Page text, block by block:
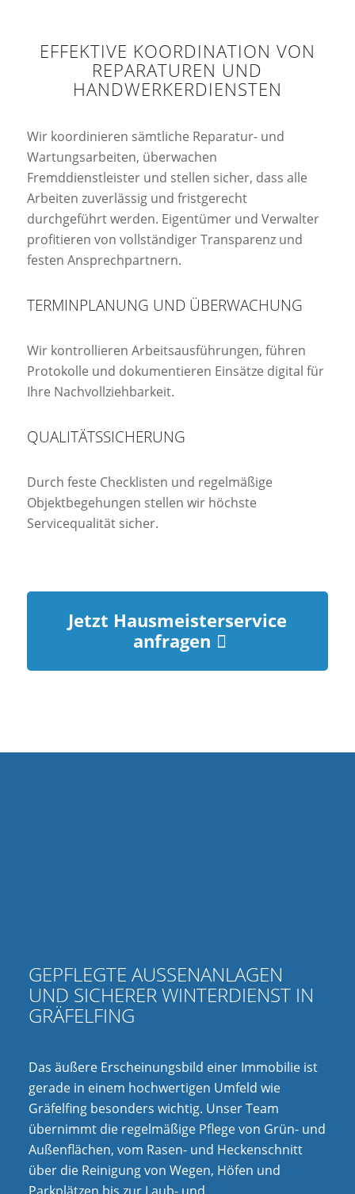
EFFEKTIVE KOORDINATION VON
REPARATUREN UND
HANDWERKERDIENSTEN
Wir koordinieren sämtliche Reparatur- und
Wartungsarbeiten, überwachen
Fremddienstleister und stellen sicher, dass alle
Arbeiten zuverlässig und fristgerecht
durchgeführt werden. Eigentümer und Verwalter
profitieren von vollständiger Transparenz und
festen Ansprechpartnern.
TERMINPLANUNG UND ÜBERWACHUNG
Wir kontrollieren Arbeitsausführungen, führen
Protokolle und dokumentieren Einsätze digital für
Ihre Nachvollziehbarkeit.
QUALITÄTSSICHERUNG
Durch feste Checklisten und regelmäßige
Objektbegehungen stellen wir höchste
Servicequalität sicher.
Jetzt Hausmeisterservice
anfragen
GEPFLEGTE AUSSENANLAGEN U
ND SICHERER WINTERDIENST IN G
RÄFELFING
Das äußere Erscheinungsbild einer Immobilie ist
gerade in einem hochwertigen Umfeld wie
Gräfelfing besonders wichtig. Unser Team
übernimmt die regelmäßige Pflege von Grün- und
Außenflächen, vom Rasen- und Heckenschnitt
über die Reinigung von Wegen, Höfen und